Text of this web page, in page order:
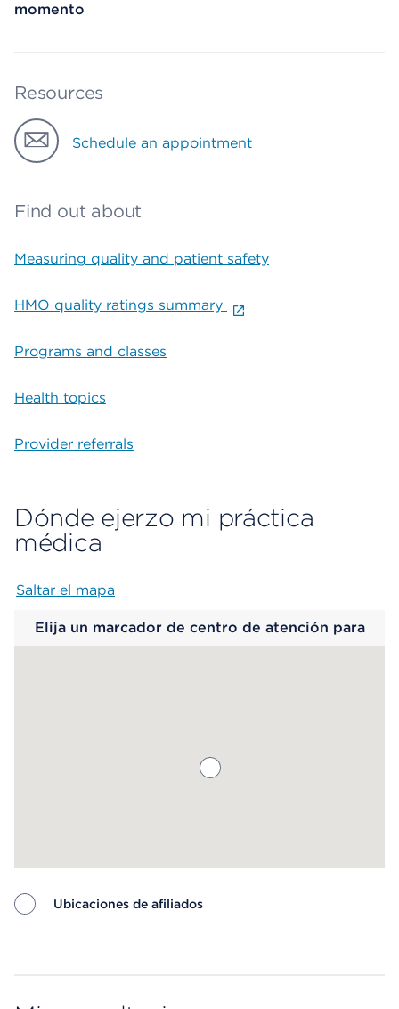
momento
Resources
Schedule an appointment
Find out about
Measuring quality and patient safety
HMO quality ratings summary
Programs and classes
Health topics
Provider referrals
Dónde ejerzo mi práctica
médica
Saltar el mapa
Elija un marcador de centro de atención para
Ubicaciones de afiliados